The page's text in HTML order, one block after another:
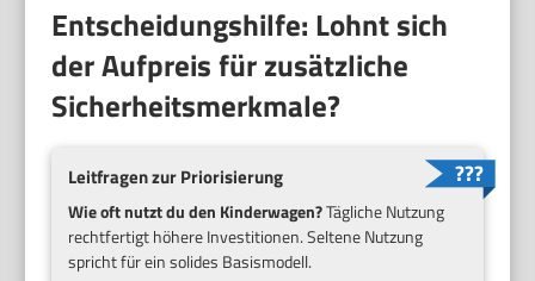
Entscheidungshilfe: Lohnt sich
der Aufpreis für zusätzliche
Sicherheitsmerkmale?
Leitfragen zur Priorisierung
Wie oft nutzt du den Kinderwagen?Tägliche Nutzung
rechtfertigt höhere Investitionen. Seltene Nutzung
spricht für ein solides Basismodell.